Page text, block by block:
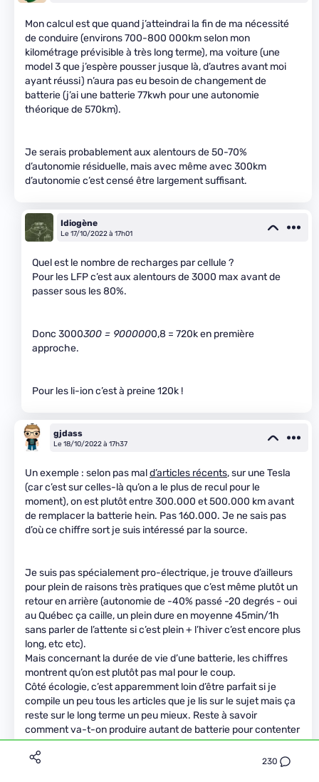
230
Mon calcul est que quand j’atteindrai la fin de ma nécessité
de conduire (environs 700-800 000km selon mon
kilométrage prévisible à très long terme), ma voiture (une
model 3 que j’espère pousser jusque là, d’autres avant moi
ayant réussi) n’aura pas eu besoin de changement de
batterie (j’ai une batterie 77kwh pour une autonomie
théorique de 570km).
Je serais probablement aux alentours de 50-70%
d’autonomie résiduelle, mais avec même avec 300km
d’autonomie c’est censé être largement suffisant.
Idiogène
Le 17/10/2022 à 17h01
Quel est le nombre de recharges par cellule ?
Pour les LFP c’est aux alentours de 3000 max avant de
passer sous les 80%.
Donc 3000300 = 9000000,8 = 720k en première
approche.
Pour les li-ion c’est à preine 120k !
gjdass
Le 18/10/2022 à 17h37
Un exemple : selon pas mald’articles récents, sur une Tesla
(car c’est sur celles-là qu’on a le plus de recul pour le
moment), on est plutôt entre 300.000 et 500.000 km avant
de remplacer la batterie hein. Pas 160.000. Je ne sais pas
d’où ce chiffre sort je suis intéressé par la source.
Je suis pas spécialement pro-électrique, je trouve d’ailleurs
pour plein de raisons très pratiques que c’est même plutôt un
retour en arrière (autonomie de -40% passé -20 degrés - oui
au Québec ça caille, un plein dure en moyenne 45min/1h
sans parler de l’attente si c’est plein + l’hiver c’est encore plus
long, etc etc).
Mais concernant la durée de vie d’une batterie, les chiffres
montrent qu’on est plutôt pas mal pour le coup.
Côté écologie, c’est apparemment loin d’être parfait si je
compile un peu tous les articles que je lis sur le sujet mais ça
reste sur le long terme un peu mieux. Reste à savoir
comment va-t-on produire autant de batterie pour contenter
tout le monde.